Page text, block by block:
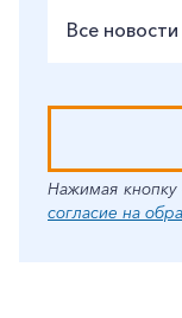
Все новости
Нажимая кнопку
согласие на